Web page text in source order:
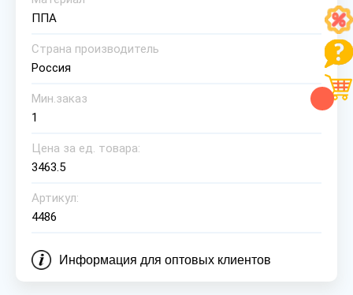
ППА
Страна производитель
Россия
Мин.заказ
1
Цена за ед. товара:
3463.5
Артикул:
4486
Информация для оптовых клиентов